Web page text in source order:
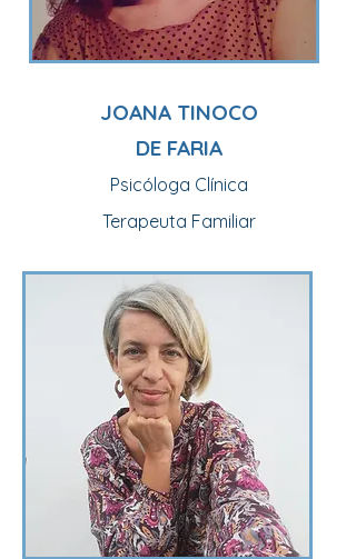
JOANA TINOCO
DE FARIA
Psicóloga Clínica
Terapeuta Familiar